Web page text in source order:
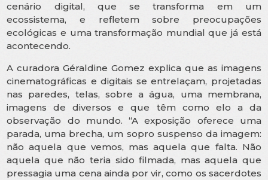
cenário digital, que se transforma em um
ecossistema, e refletem sobre preocupações
ecológicas e uma transformação mundial que já está
acontecendo.
A curadora Géraldine Gomez explica que as imagens
cinematográficas e digitais se entrelaçam, projetadas
nas paredes, telas, sobre a água, uma membrana,
imagens de diversos e que têm como elo a da
observação do mundo. “A exposição oferece uma
parada, uma brecha, um sopro suspenso da imagem:
não aquela que vemos, mas aquela que falta. Não
aquela que não teria sido filmada, mas aquela que
pressagia uma cena ainda por vir, como os sacerdotes